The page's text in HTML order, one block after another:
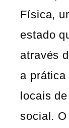
Física,
estado
através
a
locais
social.